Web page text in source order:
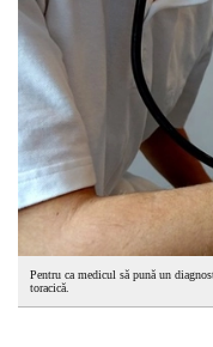
Pentru ca medicul să pună un
toracică.